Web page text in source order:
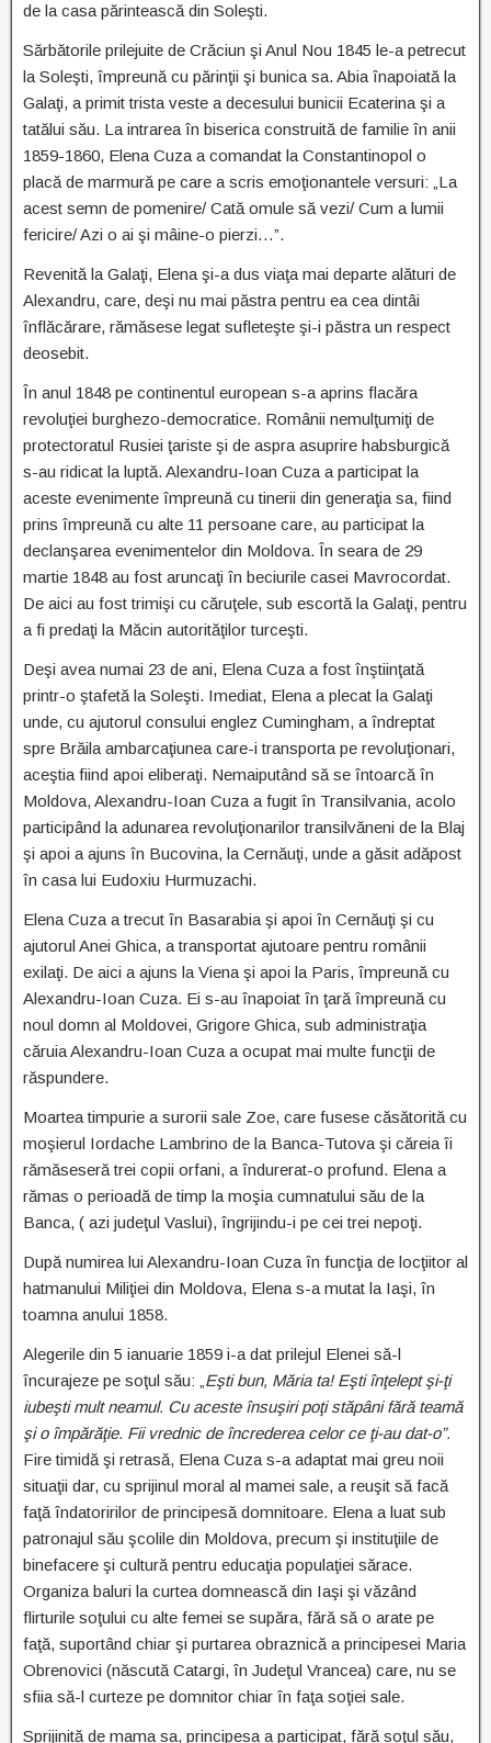
de la casa părintească din Soleşti.
Sărbătorile prilejuite de Crăciun şi Anul Nou 1845 le-a petrecut
la Soleşti, împreună cu părinţii şi bunica sa. Abia înapoiată la
Galaţi, a primit trista veste a decesului bunicii Ecaterina şi a
tatălui său. La intrarea în biserica construită de familie în anii
1859-1860, Elena Cuza a comandat la Constantinopol o
placă de marmură pe care a scris emoţionantele versuri: „La
acest semn de pomenire/ Cată omule să vezi/ Cum a lumii
fericire/ Azi o ai şi mâine-o pierzi…”.
Revenită la Galaţi, Elena şi-a dus viaţa mai departe alături de
Alexandru, care, deşi nu mai păstra pentru ea cea dintâi
înflăcărare, rămăsese legat sufleteşte şi-i păstra un respect
deosebit.
În anul 1848 pe continentul european s-a aprins flacăra
revoluţiei burghezo-democratice. Românii nemulţumiţi de
protectoratul Rusiei ţariste şi de aspra asuprire habsburgică
s-au ridicat la luptă. Alexandru-Ioan Cuza a participat la
aceste evenimente împreună cu tinerii din generaţia sa, fiind
prins împreună cu alte 11 persoane care, au participat la
declanşarea evenimentelor din Moldova. În seara de 29
martie 1848 au fost aruncaţi în beciurile casei Mavrocordat.
De aici au fost trimişi cu căruţele, sub escortă la Galaţi, pentru
a fi predaţi la Măcin autorităţilor turceşti.
Deşi avea numai 23 de ani, Elena Cuza a fost înştiinţată
printr-o ştafetă la Soleşti. Imediat, Elena a plecat la Galaţi
unde, cu ajutorul consului englez Cumingham, a îndreptat
spre Brăila ambarcaţiunea care-i transporta pe revoluţionari,
aceştia fiind apoi eliberaţi. Nemaiputând să se întoarcă în
Moldova, Alexandru-Ioan Cuza a fugit în Transilvania, acolo
participând la adunarea revoluţionarilor transilvăneni de la Blaj
şi apoi a ajuns în Bucovina, la Cernăuţi, unde a găsit adăpost
în casa lui Eudoxiu Hurmuzachi.
Elena Cuza a trecut în Basarabia şi apoi în Cernăuţi şi cu
ajutorul Anei Ghica, a transportat ajutoare pentru românii
exilaţi. De aici a ajuns la Viena şi apoi la Paris, împreună cu
Alexandru-Ioan Cuza. Ei s-au înapoiat în ţară împreună cu
noul domn al Moldovei, Grigore Ghica, sub administraţia
căruia Alexandru-Ioan Cuza a ocupat mai multe funcţii de
răspundere.
Moartea timpurie a surorii sale Zoe, care fusese căsătorită cu
moşierul Iordache Lambrino de la Banca-Tutova şi căreia îi
rămăseseră trei copii orfani, a îndurerat-o profund. Elena a
rămas o perioadă de timp la moşia cumnatului său de la
Banca, ( azi judeţul Vaslui), îngrijindu-i pe cei trei nepoţi.
După numirea lui Alexandru-Ioan Cuza în funcţia de locţiitor al
hatmanului Miliţiei din Moldova, Elena s-a mutat la Iaşi, în
toamna anului 1858.
Alegerile din 5 ianuarie 1859 i-a dat prilejul Elenei să-l
încurajeze pe soţul său: „ Eşti bun, Măria ta! Eşti înţelept şi-ţi
iubeşti mult neamul. Cu aceste însuşiri poţi stăpâni fără teamă
şi o împărăţie. Fii vrednic de încrederea celor ce ţi-au dat-o”.
Fire timidă şi retrasă, Elena Cuza s-a adaptat mai greu noii
situaţii dar, cu sprijinul moral al mamei sale, a reuşit să facă
faţă îndatoririlor de principesă domnitoare. Elena a luat sub
patronajul său şcolile din Moldova, precum şi instituţiile de
binefacere şi cultură pentru educaţia populaţiei sărace.
Organiza baluri la curtea domnească din Iaşi şi văzând
flirturile soţului cu alte femei se supăra, fără să o arate pe
faţă, suportând chiar şi purtarea obraznică a principesei Maria
Obrenovici (născută Catargi, în Judeţul Vrancea) care, nu se
sfiia să-l curteze pe domnitor chiar în faţa soţiei sale.
Sprijinită de mama sa, principesa a participat, fără soţul său,